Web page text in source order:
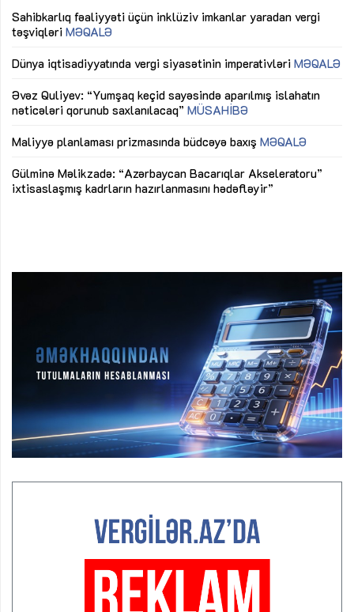
Sahibkarlıq fəaliyyəti üçün inklüziv imkanlar yaradan vergi
təşviqləri MƏQALƏ
Dünya iqtisadiyyatında vergi siyasətinin imperativləri MƏQALƏ
Əvəz Quliyev: “Yumşaq keçid sayəsində aparılmış islahatın
nəticələri qorunub saxlanılacaq” MÜSAHİBƏ
Maliyyə planlaması prizmasında büdcəyə baxış MƏQALƏ
Gülminə Məlikzadə: “Azərbaycan Bacarıqlar Akseleratoru”
ixtisaslaşmış kadrların hazırlanmasını hədəfləyir”